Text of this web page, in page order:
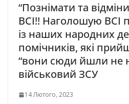
“Познімати та
ВСІ!! Наголошую ВСІ
із наших народних
помічників, які
“вони сюди йшли не
військовий ЗСУ
14 Лютого, 2023